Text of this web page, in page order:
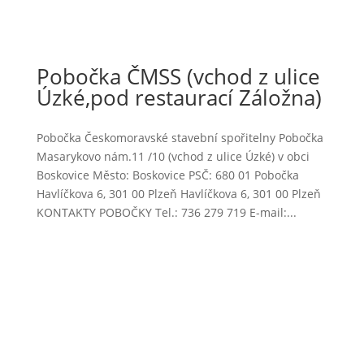
Pobočka ČMSS (vchod z ulice
Úzké,pod restaurací Záložna)
Pobočka Českomoravské stavební spořitelny Pobočka
Masarykovo nám.11 /10 (vchod z ulice Úzké) v obci
Boskovice Město: Boskovice PSČ: 680 01 Pobočka
Havlíčkova 6, 301 00 Plzeň Havlíčkova 6, 301 00 Plzeň
KONTAKTY POBOČKY Tel.: 736 279 719 E-mail:...